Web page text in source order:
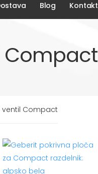
Blog Kontakt
Compact
ventil Compact